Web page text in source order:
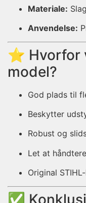
Materiale:
Anvendelse:
⭐ Hvorfor
model?
God plads til
Beskytter
Robust og
Let at
Original
✅